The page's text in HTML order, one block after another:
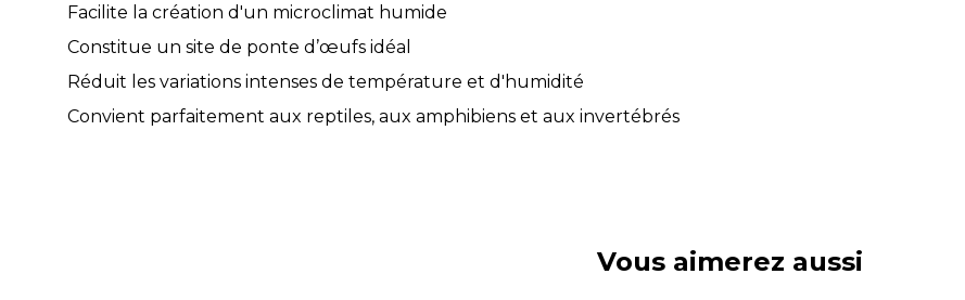
Facilite la création d'un microclimat humide
Constitue un site de ponte d’œufs idéal
Réduit les variations intenses de température et d'humidité
Convient parfaitement aux reptiles, aux amphibiens et aux invertébrés
Vous aimerez aussi